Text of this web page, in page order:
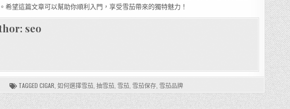
希望這篇文章可以幫助你順利入門，享受雪茄帶來的獨特魅力！
seo
TAGGEDCIGAR ,如何選擇雪茄 ,抽雪茄 雪茄 雪茄保存 雪茄品牌